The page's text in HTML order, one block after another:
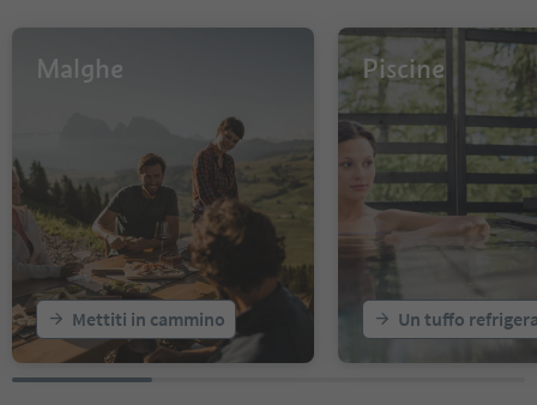
12
Malghe
Mettiti in cammino
Piscine
Un tuffo